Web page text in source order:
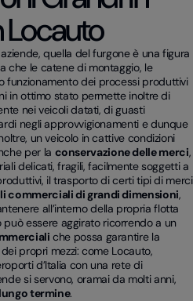
Locauto
quella del furgone è una figura
che le catene di montaggio, le
funzionamento dei processi produttivi
in ottimo stato permette inoltre di
nei veicoli datati, di guasti
negli approvvigionamenti e dunque
un veicolo in cattive condizioni
per la conservazione delle merci,
delicati, fragili, facilmente soggetti a
il trasporto di certi tipi di merci
commerciali di grandi dimensioni,
all’interno della propria flotta
essere aggirato ricorrendo a un
che possa garantire la
propri mezzi: come Locauto,
d’Italia con una rete di
si servono, oramai da molti anni,
termine.